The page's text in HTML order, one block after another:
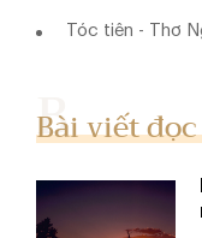
Tóc tiên - Thơ
Bài viết